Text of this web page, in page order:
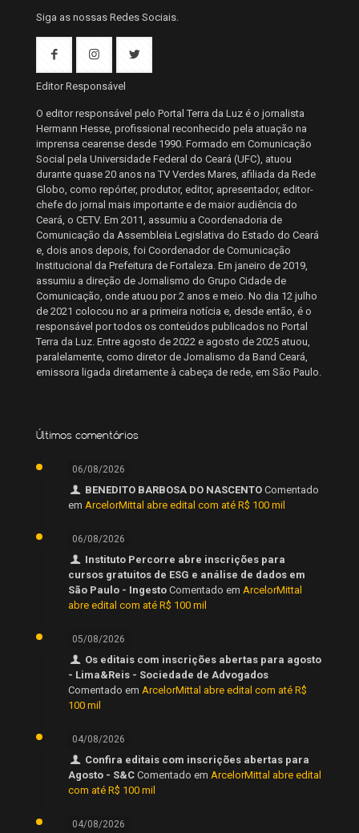
Siga as nossas Redes Sociais.
Editor Responsável
O editor responsável pelo Portal Terra da Luz é o jornalista
Hermann Hesse, profissional reconhecido pela atuação na
imprensa cearense desde 1990. Formado em Comunicação
Social pela Universidade Federal do Ceará (UFC), atuou
durante quase 20 anos na TV Verdes Mares, afiliada da Rede
Globo, como repórter, produtor, editor, apresentador, editor-
chefe do jornal mais importante e de maior audiência do
Ceará, o CETV. Em 2011, assumiu a Coordenadoria de
Comunicação da Assembleia Legislativa do Estado do Ceará
e, dois anos depois, foi Coordenador de Comunicação
Institucional da Prefeitura de Fortaleza. Em janeiro de 2019,
assumiu a direção de Jornalismo do Grupo Cidade de
Comunicação, onde atuou por 2 anos e meio. No dia 12 julho
de 2021 colocou no ar a primeira notícia e, desde então, é o
responsável por todos os conteúdos publicados no Portal
Terra da Luz. Entre agosto de 2022 e agosto de 2025 atuou,
paralelamente, como diretor de Jornalismo da Band Ceará,
emissora ligada diretamente à cabeça de rede, em São Paulo.
Últimos comentários
06/08/2026
BENEDITO BARBOSA DO NASCENTO Comentado
em ArcelorMittal abre edital com até R$ 100 mil
06/08/2026
Instituto Percorre abre inscrições para
cursos gratuitos de ESG e análise de dados em
São Paulo - Ingesto Comentado em ArcelorMittal
abre edital com até R$ 100 mil
05/08/2026
Os editais com inscrições abertas para agosto
- Lima&Reis - Sociedade de Advogados
Comentado em ArcelorMittal abre edital com até R$
100 mil
04/08/2026
Confira editais com inscrições abertas para
Agosto - S&C Comentado em ArcelorMittal abre edital
com até R$ 100 mil
04/08/2026